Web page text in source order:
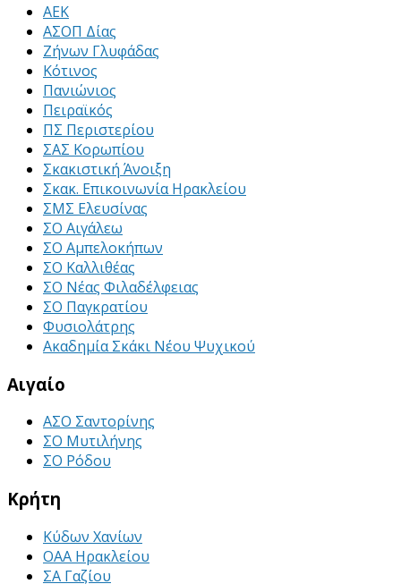
ΑΕΚ
ΑΣΟΠ Δίας
Ζήνων Γλυφάδας
Κότινος
Πανιώνιος
Πειραϊκός
ΠΣ Περιστερίου
ΣΑΣ Κορωπίου
Σκακιστική Άνοιξη
Σκακ. Επικοινωνία Ηρακλείου
ΣΜΣ Ελευσίνας
ΣΟ Αιγάλεω
ΣΟ Αμπελοκήπων
ΣΟ Καλλιθέας
ΣΟ Νέας Φιλαδέλφειας
ΣΟ Παγκρατίου
Φυσιολάτρης
Ακαδημία Σκάκι Νέου Ψυχικού
Αιγαίο
ΑΣΟ Σαντορίνης
ΣΟ Μυτιλήνης
ΣΟ Ρόδου
Κρήτη
Κύδων Χανίων
ΟΑΑ Ηρακλείου
ΣΑ Γαζίου